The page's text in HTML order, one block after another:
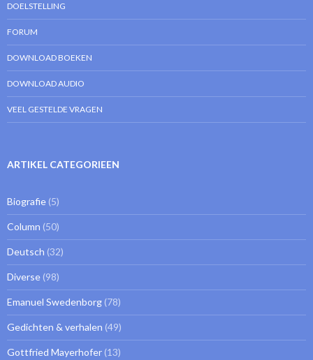
DOELSTELLING
FORUM
DOWNLOAD BOEKEN
DOWNLOAD AUDIO
VEEL GESTELDE VRAGEN
ARTIKEL CATEGORIEEN
Biografie (5)
Column (50)
Deutsch (32)
Diverse (98)
Emanuel Swedenborg (78)
Gedichten & verhalen (49)
Gottfried Mayerhofer (13)